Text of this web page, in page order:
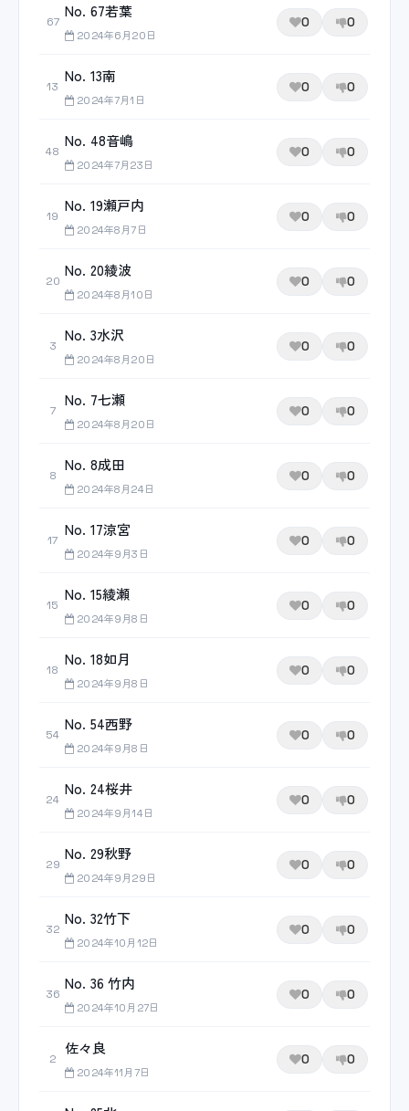
67
No. 67若葉
2024年6月20日
0 0
13
No. 13南
2024年7月1日
0 0
48
No. 48音嶋
2024年7月23日
0 0
19
No. 19瀬戸内
2024年8月7日
0 0
20
No. 20綾波
2024年8月10日
0 0
3
No. 3水沢
2024年8月20日
0 0
7
No. 7七瀬
2024年8月20日
0 0
8
No. 8成田
2024年8月24日
0 0
17
No. 17涼宮
2024年9月3日
0 0
15
No. 15綾瀬
2024年9月8日
0 0
18
No. 18如月
2024年9月8日
0 0
54
No. 54西野
2024年9月8日
0 0
24
No. 24桜井
2024年9月14日
0 0
29
No. 29秋野
2024年9月29日
0 0
32
No. 32竹下
2024年10月12日
0 0
36
No. 36 竹内
2024年10月27日
0 0
2
佐々良
2024年11月7日
0 0